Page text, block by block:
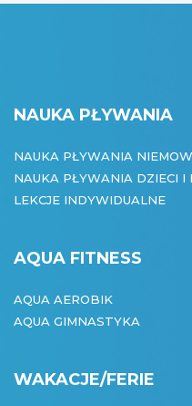
NAUKA PŁYWANIA
NAUKA PŁYWANIA
NAUKA PŁYWANIA DZIECI I
LEKCJE INDYWIDUALNE
AQUA FITNESS
AQUA AEROBIK
AQUA GIMNASTYKA
WAKACJE/FERIE